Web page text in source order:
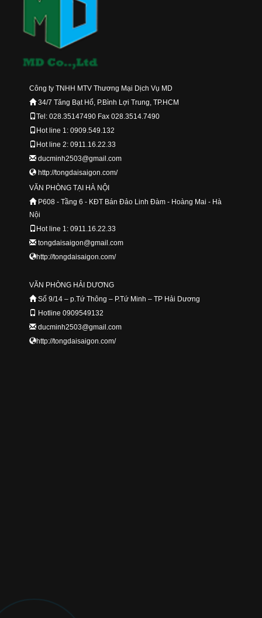
Công ty TNHH MTV Thương Mại Dịch Vụ MD
34/7 Tăng Bạt Hổ, P.Bình Lợi Trung, TP.HCM
Tel: 028.35147490 Fax 028.3514.7490
Hot line 1: 0909.549.132
Hot line 2: 0911.16.22.33
ducminh2503@gmail.com
http://tongdaisaigon.com/
VĂN PHÒNG TẠI HÀ NỘI
P608 - Tầng 6 - KĐT Bán Đảo Linh Đàm - Hoàng Mai - Hà
Nội
Hot line 1: 0911.16.22.33
tongdaisaigon@gmail.com
http://tongdaisaigon.com/
VĂN PHÒNG HẢI DƯƠNG
Số 9/14 – p.Tứ Thông – P.Tứ Minh – TP Hải Dương
Hotline 0909549132
ducminh2503@gmail.com
http://tongdaisaigon.com/